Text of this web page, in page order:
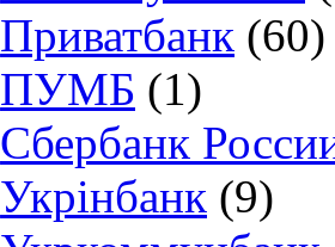
Приватбанк (60)
ПУМБ (1)
Сбербанк
Укрінбанк (9)